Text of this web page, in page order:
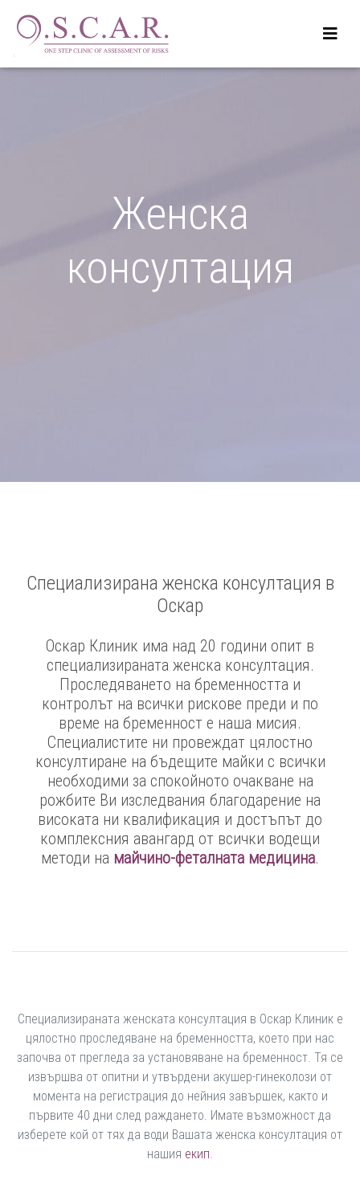
Женска
консултация
Специализирана женска консултация в
Оскар
Оскар Клиник има над 20 години опит в
специализираната женска консултация.
Проследяването на бременността и
контролът на всички рискове преди и по
време на бременност е наша мисия.
Специалистите ни провеждат цялостно
консултиране на бъдещите майки с всички
необходими за спокойното очакване на
рожбите Ви изследвания благодарение на
високата ни квалификация и достъпът до
комплексния авангард от всички водещи
методи на майчино-феталната медицина.
Специализираната женската консултация в Оскар Клиник е
цялостно проследяване на бременността, което при нас
започва от прегледа за установяване на бременност. Тя се
извършва от опитни и утвърдени акушер-гинеколози от
момента на регистрация до нейния завършек, както и
първите 40 дни след раждането. Имате възможност да
изберете кой от тях да води Вашата женска консултация от
нашия екип.